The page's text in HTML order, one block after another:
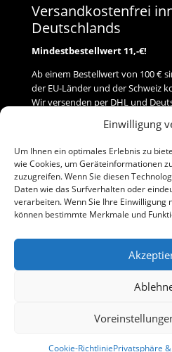
Einwilligung
Um Ihnen ein optimales Erlebnis zu
wie Cookies, um Geräteinformationen
zuzugreifen. Wenn Sie diesen
Daten wie das Surfverhalten oder
verarbeiten. Wenn Sie Ihre Einwilligung
können bestimmte Merkmale und
Cookie-RichtliniePrivatsphäre
Versandkostenfrei
Deutschlands
Mindestbestellwert 11,-€!
Ab einem Bestellwert von 100 €
der EU-Länder und der Schweiz
Wir versenden per DHL und
Versand
Zahlung
Baumann
Telefon (0 91 61) 33 84
Impressum